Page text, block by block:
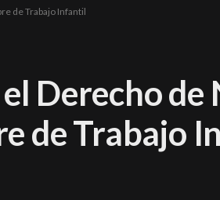
de Trabajo Infantil
Derecho de
de Trabajo